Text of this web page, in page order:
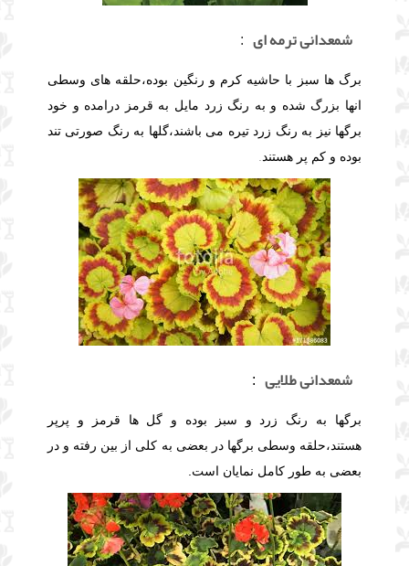
شمعدانی ترمه ای :
برگ ها سبز با حاشیه کرم و رنگین بوده،حلقه های وسطی
انها بزرگ شده و به رنگ زرد مایل به قرمز درامده و خود
برگها نیز به رنگ زرد تیره می باشند،گلها به رنگ صورتی تند
بوده و کم پر هستند
شمعدانی طلایی :
برگها به رنگ زرد و سبز بوده و گل ها قرمز و پرپر
هستند،حلقه وسطی برگها در بعضی به کلی از بین رفته و در
بعضی به طور کامل نمایان است.